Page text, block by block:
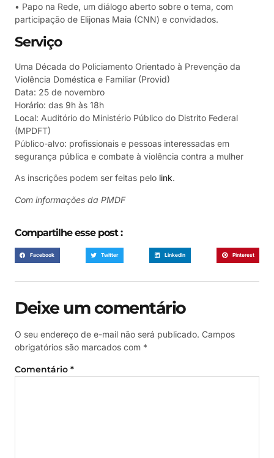
• Papo na Rede, um diálogo aberto sobre o tema, com
participação de Elijonas Maia (CNN) e convidados.
Serviço
Uma Década do Policiamento Orientado à Prevenção da
Violência Doméstica e Familiar (Provid)
Data: 25 de novembro
Horário: das 9h às 18h
Local: Auditório do Ministério Público do Distrito Federal
(MPDFT)
Público-alvo: profissionais e pessoas interessadas em
segurança pública e combate à violência contra a mulher
As inscrições podem ser feitas pelo link.
Com informações da PMDF
Compartilhe esse post :
Facebook Twitter LinkedIn Pinterest
Deixe um comentário
O seu endereço de e-mail não será publicado. Campos
obrigatórios são marcados com *
Comentário *